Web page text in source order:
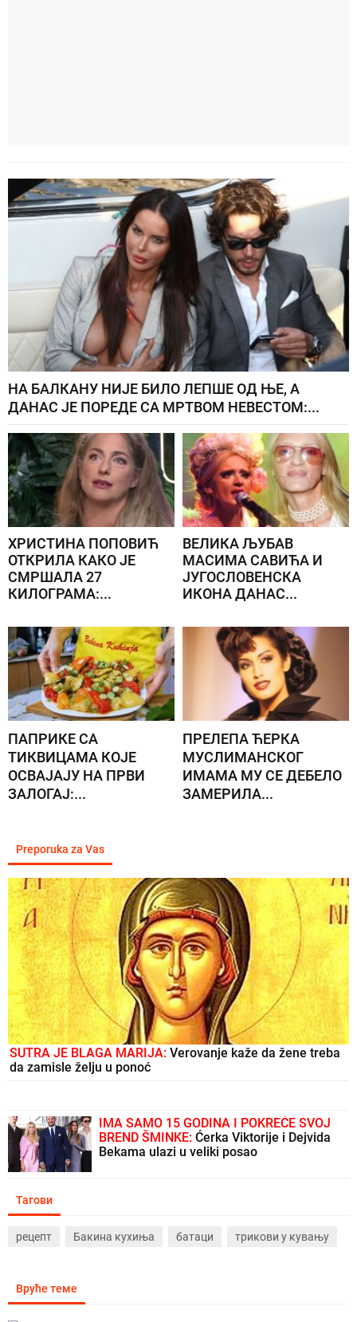
НА БАЛКАНУ НИЈЕ БИЛО ЛЕПШЕ ОД ЊЕ, А
ДАНАС ЈЕ ПОРЕДЕ СА МРТВОМ НЕВЕСТОМ:...
ХРИСТИНА ПОПОВИЋ
ОТКРИЛА КАКО ЈЕ
СМРШАЛА 27
КИЛОГРАМА:...
ВЕЛИКА ЉУБАВ
МАСИМА САВИЋА И
ЈУГОСЛОВЕНСКА
ИКОНА ДАНАС...
ПАПРИКЕ СА
ТИКВИЦАМА КОЈЕ
ОСВАЈАЈУ НА ПРВИ
ЗАЛОГАЈ:...
ПРЕЛЕПА ЋЕРКА
МУСЛИМАНСКОГ
ИМАМА МУ СЕ ДЕБЕЛО
ЗАМЕРИЛА...
Preporuka za Vas
SUTRA JE BLAGA MARIJA: Verovanje kaže da žene treba
da zamisle želju u ponoć
IMA SAMO 15 GODINA I POKREĆE SVOJ
BREND ŠMINKE: Ćerka Viktorije i Dejvida
Bekama ulazi u veliki posao
Тагови
рецепт Бакина кухиња батаци трикови у кувању
Вруће теме